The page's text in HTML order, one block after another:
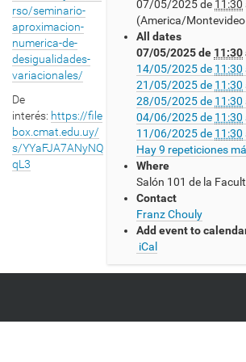
t
p
s
:
/
w
w
w
.
c
07/05/2025de 11:30
(America/
All dates
07/05/2025de 11:30
14/05/2025de 11:30
21/05/2025de 11:30
28/05/2025de 11:30
04/06/2025de 11:30
11/06/2025de 11:30
Hay 9 repeticiones
Where
Salón 101 de la
Contact
Franz Chouly
Add event to
iCal
rso/seminario-
aproximacion-
numerica-de-
desigualidades-
variacionales/
De
interés: https://file
box.cmat.edu.uy/
s/YYaFJA7ANyNQ
qL3